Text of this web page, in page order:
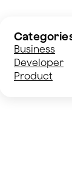
Business
Developer
Product